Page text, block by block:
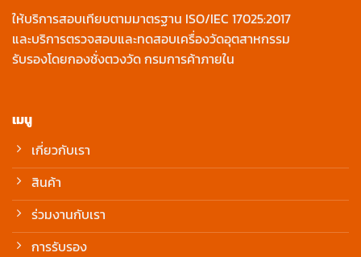
ให้บริการสอบเทียบตามมาตรฐาน ISO/IEC 17025:2017
และบริการตรวจสอบและทดสอบเครื่องวัดอุตสาหกรรม
รับรองโดยกองชั่งตวงวัด กรมการค้าภายใน
เมนู
เกี่ยวกับเรา
สินค้า
ร่วมงานกับเรา
การรับรอง